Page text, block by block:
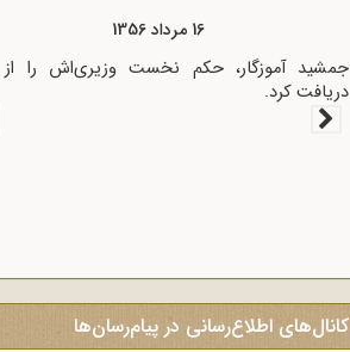
16 مرداد 1357
آغاز سخنرانی‌های انتقادی و روشنگر وعاظ در
پیام امام به وعاظ و روحانیون برای
آگاه‌سازی در منبرهای ماه رمضان.
کانال‌های اطلاع‌رسانی در پیام‌رسان‌ها